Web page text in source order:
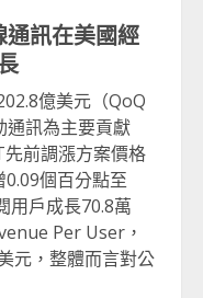
通訊在美國經
億美元（QoQ
通訊為主要貢獻
前調漲方案價格
個百分點至
用戶成長70.8萬
Per User，
元，整體而言對公